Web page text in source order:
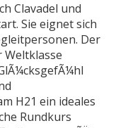
Clavadel und
Sie eignet sich
Der
Weltklasse
H21 ein ideales
Rundkurs